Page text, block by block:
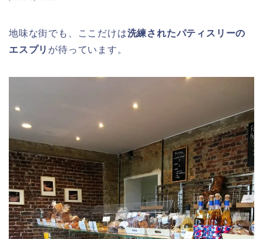
地味な街でも、ここだけは洗練されたパティスリーの
エスプリ が待っています。